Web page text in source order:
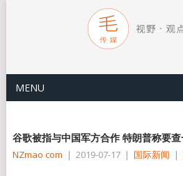
MENU
谷歌被指与中国军方合作 特朗普称要
NZmao com | 2019-07-17 | 国际新闻 |